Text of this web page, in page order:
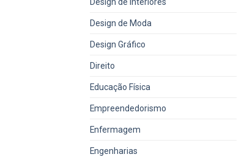
Design de Moda
Design Gráfico
Direito
Educação Física
Empreendedorismo
Enfermagem
Engenharias